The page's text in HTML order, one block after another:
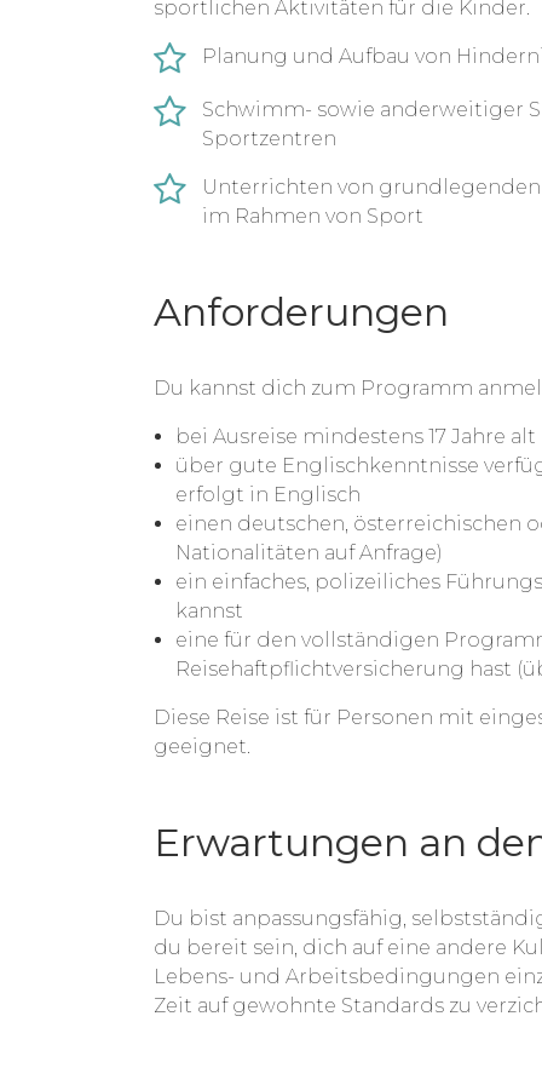
sportlichen Aktivitäten für die Kinder.
Planung und Aufbau von
Schwimm- sowie anderweitiger
Sportzentren
Unterrichten von
im Rahmen von Sport
Anforderungen
Du kannst dich zum Programm
bei Ausreise mindestens 17 Jahre
über gute Englischkenntnisse
erfolgt in Englisch
einen deutschen, österreichischen
Nationalitäten auf Anfrage)
ein einfaches, polizeiliches
kannst
eine für den vollständigen
Reisehaftpflichtversicherung hast
Diese Reise ist für Personen mit
geeignet.
Erwartungen an
Du bist anpassungsfähig,
du bereit sein, dich auf eine andere
Lebens- und Arbeitsbedingungen
Zeit auf gewohnte Standards zu